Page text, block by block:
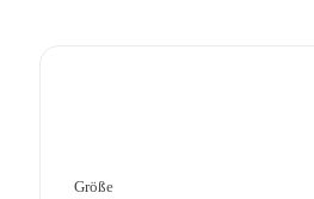
Größe